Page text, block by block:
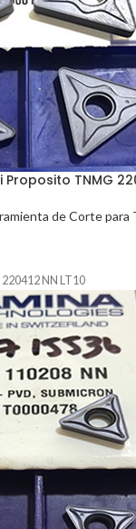
TNMG
de Corte para
NN LT10